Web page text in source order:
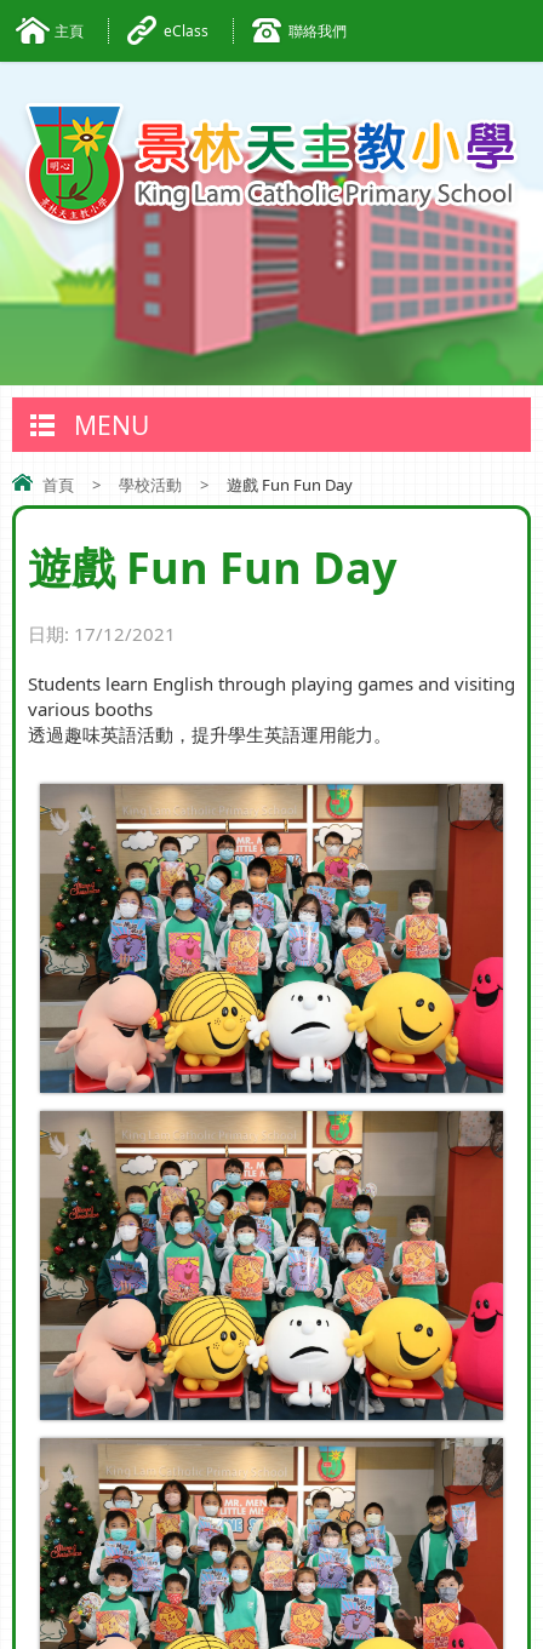
主頁 eClass 聯絡我們
MENU
首頁 > 學校活動 > 遊戲 Fun Fun Day
遊戲 Fun Fun Day
日期: 17/12/2021
Students learn English through playing games and visiting
various booths
透過趣味英語活動，提升學生英語運用能力。